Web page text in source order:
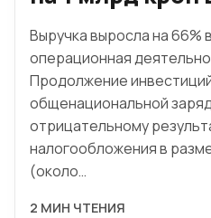
Выручка выросла на 66%
операционная
Продолжение
общенациональной
отрицательному
налогообложения в
(около…
2 МИН ЧТЕНИЯ